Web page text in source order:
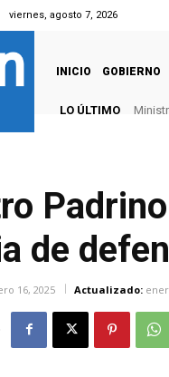
viernes, agosto 7, 2026
INICIO GOBIERNO
LO ÚLTIMO
de
16, 2025 Actualizado: